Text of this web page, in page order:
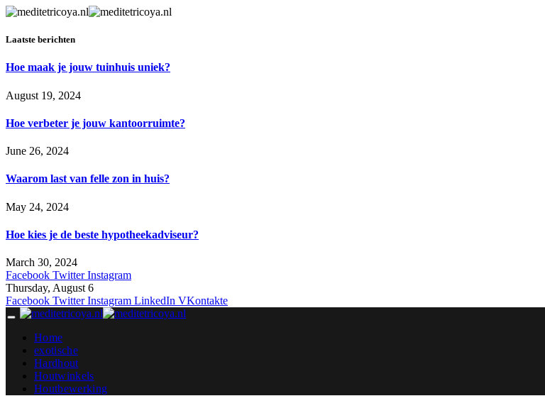
Laatste berichten
Hoe maak je jouw tuinhuis uniek?
August 19, 2024
Hoe verbeter je jouw kantoorruimte?
June 26, 2024
Waarom last van felle zon in huis?
May 24, 2024
Hoe kies je de beste hypotheekadviseur?
March 30, 2024
Facebook Twitter Instagram
Thursday, August 6
Facebook Twitter Instagram LinkedIn VKontakte
Home
exotische
Hardhout
Houtwinkels
Houtbewerking